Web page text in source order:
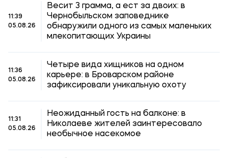
11:39
05.08.26
Весит 3 грамма, а ест за двоих: в
Чернобыльском заповеднике
обнаружили одного из самых маленьких
млекопитающих Украины
11:36
05.08.26
Четыре вида хищников на одном
карьере: в Броварском районе
зафиксировали уникальную охоту
11:31
05.08.26
Неожиданный гость на балконе: в
Николаеве жителей заинтересовало
необычное насекомое